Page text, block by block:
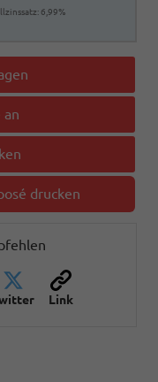
6,99%
an
drucken
Link